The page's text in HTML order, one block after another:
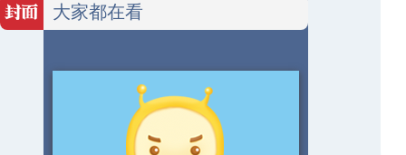
大家都在看